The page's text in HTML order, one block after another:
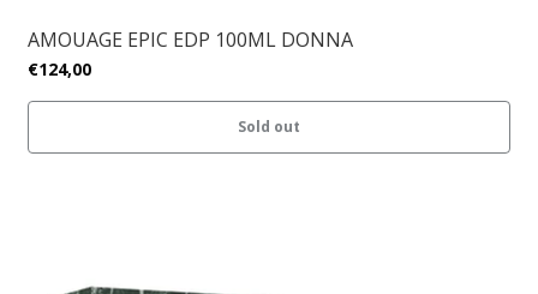
AMOUAGE EPIC EDP 100ML DONNA
€124,00
Sold out